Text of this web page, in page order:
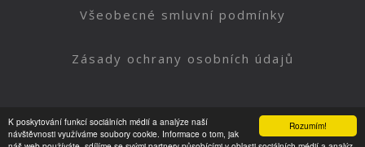
Rozumím!
K poskytování funkcí sociálních médií a analýze naší
návštěvnosti využíváme soubory cookie. Informace o tom, jak
Všeobecné smluvní podmínky
Zásady ochrany osobních údajů
Nahoru